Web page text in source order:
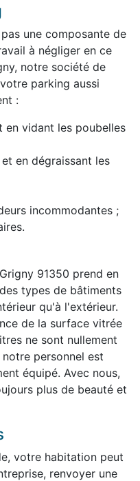
une composante de
à négliger en ce
notre société de
parking aussi
:
en vidant les poubelles
en dégraissant les
incommodantes ;
91350 prend en
types de bâtiments
qu'à l'extérieur.
de la surface vitrée
ne sont nullement
personnel est
équipé. Avec nous,
plus de beauté et
votre habitation peut
renvoyer une